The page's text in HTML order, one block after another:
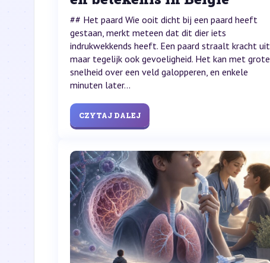
## Het paard Wie ooit dicht bij een paard heeft
gestaan, merkt meteen dat dit dier iets
indrukwekkends heeft. Een paard straalt kracht uit,
maar tegelijk ook gevoeligheid. Het kan met grote
snelheid over een veld galopperen, en enkele
minuten later...
CZYTAJ DALEJ